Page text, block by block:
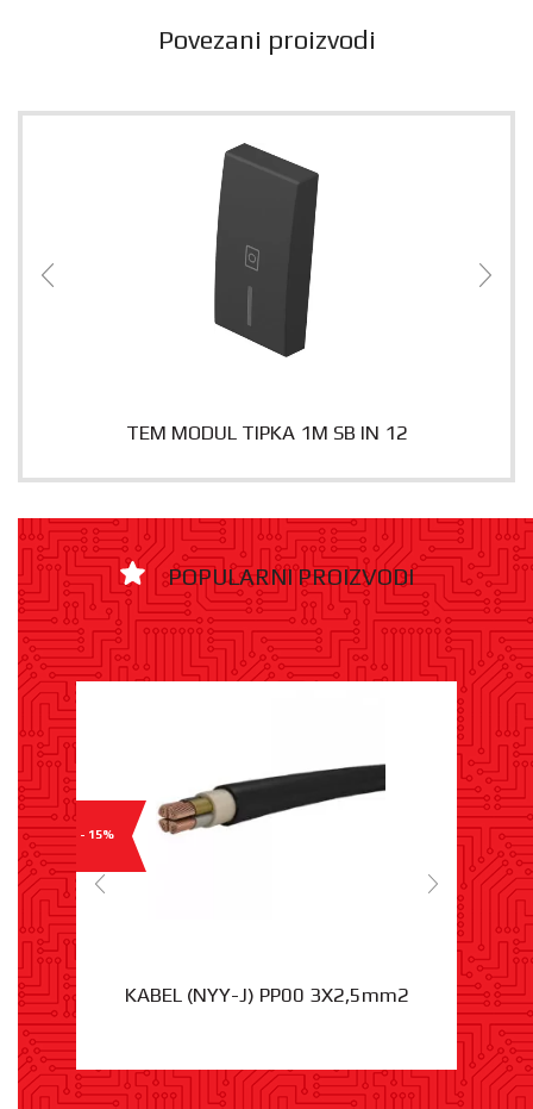
Povezani proizvodi
TEM MODUL TIPKA 1M SB IN 12
POPULARNI PROIZVODI
- 15%
KABEL (NYY-J) PP00 3X2,5mm2